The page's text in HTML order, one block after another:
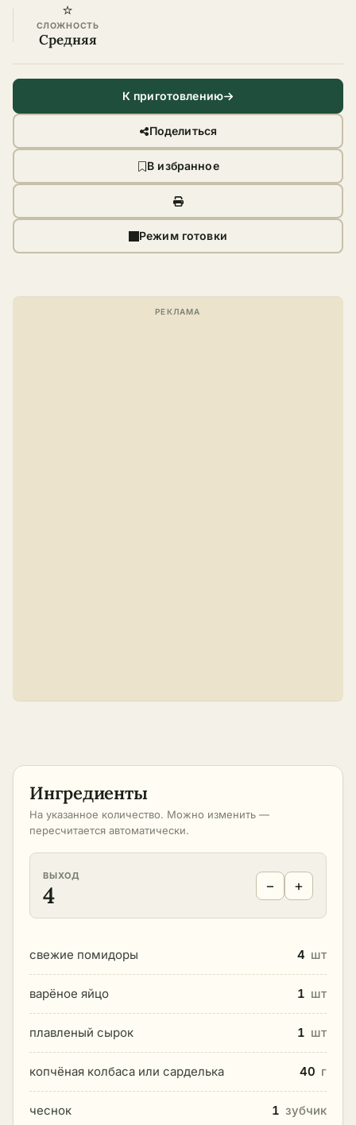
⭐
СЛОЖНОСТЬ
Средняя
К приготовлению
Поделиться
В избранное
Режим готовки
Ингредиенты
На указанное количество. Можно изменить —
пересчитается автоматически.
ВЫХОД
4 − +
свежие помидоры 4 шт
варёное яйцо 1 шт
плавленый сырок 1 шт
копчёная колбаса или сарделька 40 г
чеснок 1 зубчик